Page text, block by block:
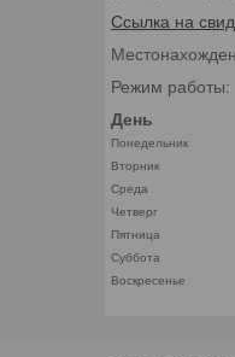
Ссылка на
Режим работы:
День
Понедельник
Вторник
Среда
Четверг
Пятница
Суббота
Воскресенье